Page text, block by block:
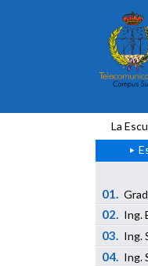
La
01.
02. Ing.
03. Ing.
04. Ing.